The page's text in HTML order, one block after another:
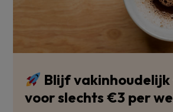
Blijf vakinhoudelijk
voor slechts €3 per